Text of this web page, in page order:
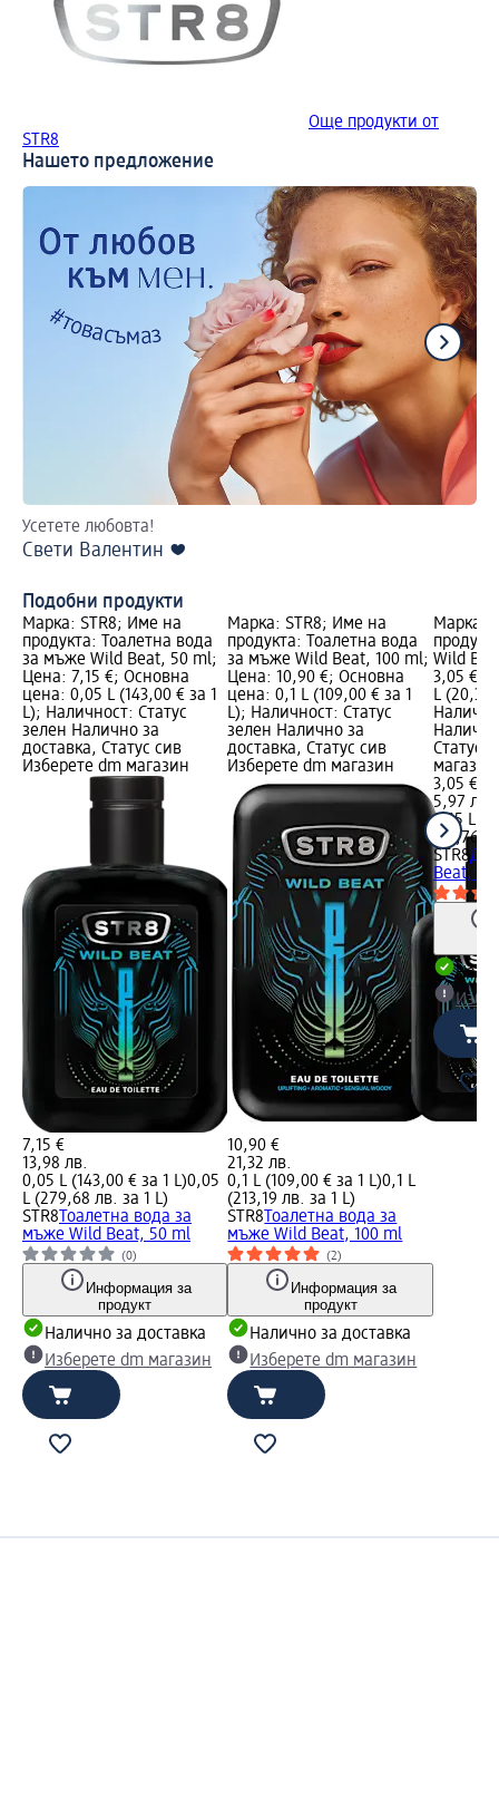
Още продукти от
STR8
Нашето предложение
Усетете любовта!
Свети Валентин ❤️
Подобни продукти
Марка: STR8; Име на
продукта: Тоалетна вода
за мъже Wild Beat, 50 ml;
Цена: 7,15 €; Основна
цена: 0,05 L (143,00 € за 1
L); Наличност: Статус
зелен Налично за
доставка, Статус сив
Изберете dm магазин
7,15 €
13,98 лв.
0,05 L (143,00 € за 1 L)0,05
L (279,68 лв. за 1 L)
STR8 Тоалетна вода за
мъже Wild Beat, 50 ml
(0)
Информация за
продукт
Налично за доставка
Изберете dm магазин
Марка: STR8; Име на
продукта: Тоалетна вода
за мъже Wild Beat, 100 ml;
Цена: 10,90 €; Основна
цена: 0,1 L (109,00 € за 1
L); Наличност: Статус
зелен Налично за
доставка, Статус сив
Изберете dm магазин
10,90 €
21,32 лв.
0,1 L (109,00 € за 1 L)0,1 L
(213,19 лв. за 1 L)
STR8 Тоалетна вода за
мъже Wild Beat, 100 ml
(2)
Информация за
продукт
Налично за доставка
Изберете dm магазин
Марка:
Wild
3,05 €;
L (20,33
Статус
магазин
3,05 €
5,97 лв.
0,15 L
(39,76
STR8
Beat,